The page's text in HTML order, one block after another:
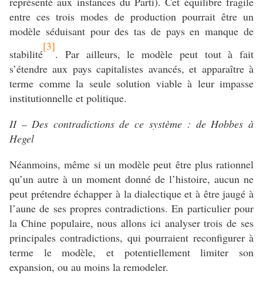
entre ces trois modes de production pourrait être un
modèle séduisant pour des tas de pays en manque de
stabilité
[3]
. Par ailleurs, le modèle peut tout à fait
s’étendre aux pays capitalistes avancés, et apparaître à
terme comme la seule solution viable à leur impasse
institutionnelle et politique.
II – Des contradictions de ce système : de Hobbes à
Hegel
Néanmoins, même si un modèle peut être plus rationnel
qu’un autre à un moment donné de l’histoire, aucun ne
peut prétendre échapper à la dialectique et à être jaugé à
l’aune de ses propres contradictions. En particulier pour
la Chine populaire, nous allons ici analyser trois de ses
principales contradictions, qui pourraient reconfigurer à
terme le modèle, et potentiellement limiter son
expansion, ou au moins la remodeler.